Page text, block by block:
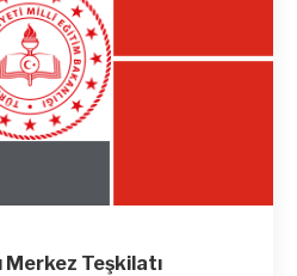
Merkez Teşkilatı